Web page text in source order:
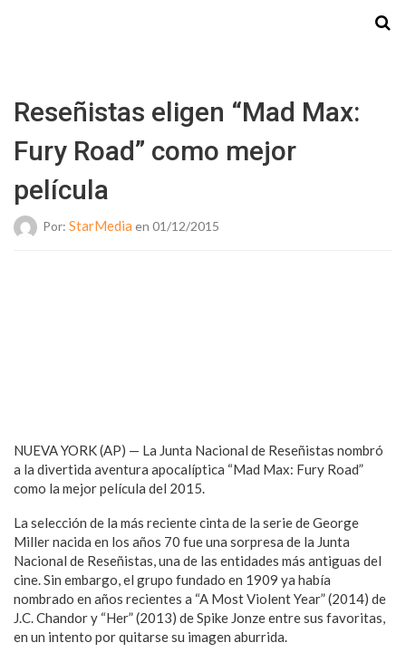
Reseñistas eligen “Mad Max:
Fury Road” como mejor
película
Por: StarMedia en 01/12/2015
NUEVA YORK (AP) — La Junta Nacional de Reseñistas nombró
a la divertida aventura apocalíptica “Mad Max: Fury Road”
como la mejor película del 2015.
La selección de la más reciente cinta de la serie de George
Miller nacida en los años 70 fue una sorpresa de la Junta
Nacional de Reseñistas, una de las entidades más antiguas del
cine. Sin embargo, el grupo fundado en 1909 ya había
nombrado en años recientes a “A Most Violent Year” (2014) de
J.C. Chandor y “Her” (2013) de Spike Jonze entre sus favoritas,
en un intento por quitarse su imagen aburrida.